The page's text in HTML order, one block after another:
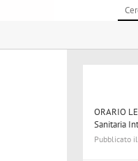
ORARIO
Sanitaria
Pubblicato